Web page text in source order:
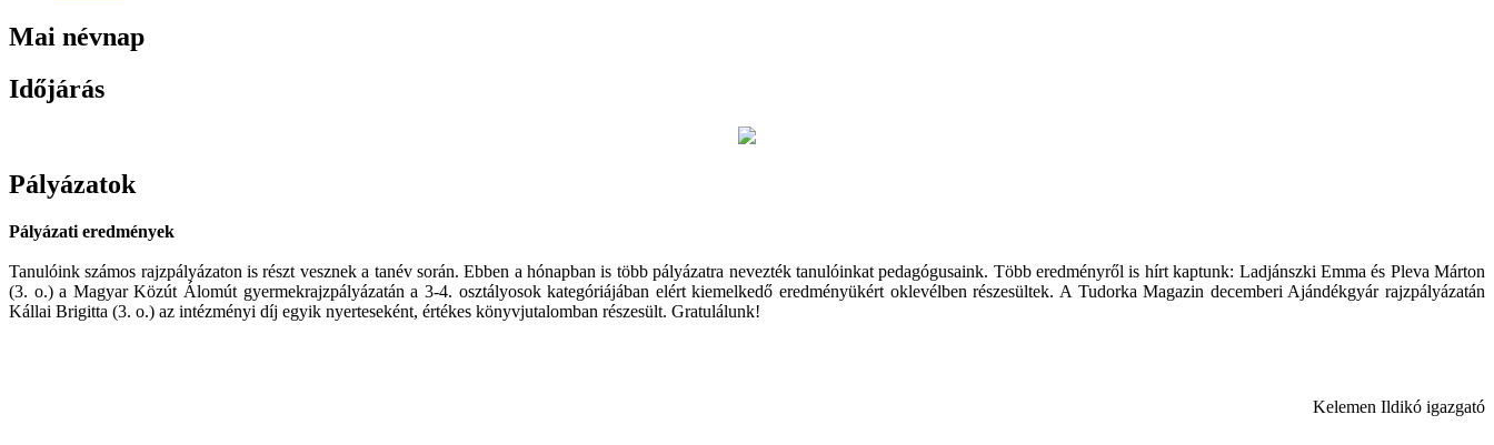
Mai névnap
Időjárás
Pályázatok
Pályázati eredmények
Tanulóink számos rajzpályázaton is részt vesznek a tanév során. Ebben a hónapban is több pályázatra nevezték tanulóinkat pedagógusaink. Több eredményről is hírt kaptunk: Ladjánszki Emma és Pleva Márton
(3. o.) a Magyar Közút Álomút gyermekrajzpályázatán a 3-4. osztályosok kategóriájában elért kiemelkedő eredményükért oklevélben részesültek. A Tudorka Magazin decemberi Ajándékgyár rajzpályázatán
Kállai Brigitta (3. o.) az intézményi díj egyik nyerteseként, értékes könyvjutalomban részesült. Gratulálunk!
Kelemen Ildikó igazgató